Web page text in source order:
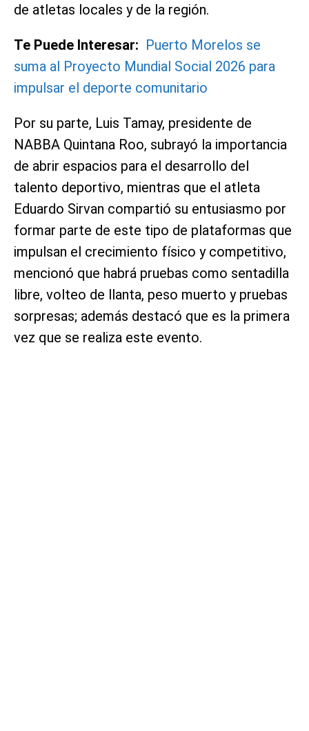
de atletas locales y de la región.
Te Puede Interesar: Puerto Morelos se
suma al Proyecto Mundial Social 2026 para
impulsar el deporte comunitario
Por su parte, Luis Tamay, presidente de
NABBA Quintana Roo, subrayó la importancia
de abrir espacios para el desarrollo del
talento deportivo, mientras que el atleta
Eduardo Sirvan compartió su entusiasmo por
formar parte de este tipo de plataformas que
impulsan el crecimiento físico y competitivo,
mencionó que habrá pruebas como sentadilla
libre, volteo de llanta, peso muerto y pruebas
sorpresas; además destacó que es la primera
vez que se realiza este evento.